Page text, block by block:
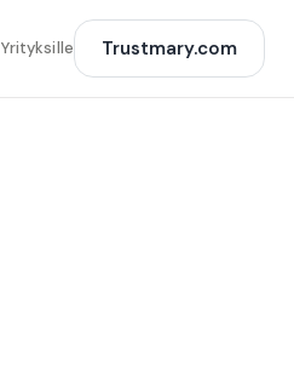
Yrityksille Trustmary.com